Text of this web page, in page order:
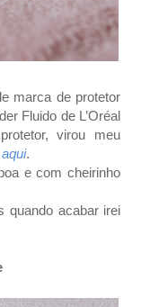
marca de protetor
Fluido de L’Oréal
virou meu
aqui.
e com cheirinho
quando acabar irei